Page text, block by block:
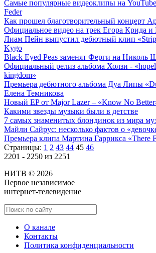
Самые популярные видеоклипы на YouTube
Feder
Как прошел благотворительный концерт
Официальное видео на трек Егора Крида
Лиам Пейн выпустил дебютный клип
Kygo
Black Eyed Peas заменят Ферги на Николь
Официальный релиз альбома Холзи -
kingdom»
Премьера дебютного альбома Дуа Липы
Елена Темникова
Новый EP от Major Lazer – «Know No
Какими звезды музыки были в детстве
7 самых знаменитых блондинок из мира
Майли Сайрус: несколько фактов о
Премьера клипа Мартина Гаррикса «There
Страницы: 1 2 43 44 45 46
2201 - 2250 из 2251
НИТВ © 2026
Первое независимое
интернет-телевидение
О канале
Контакты
Политика конфиденциальности